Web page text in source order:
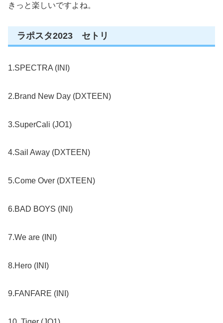
きっと楽しいですよね。
ラポスタ2023 セトリ
1.SPECTRA (INI)
2.Brand New Day (DXTEEN)
3.SuperCali (JO1)
4.Sail Away (DXTEEN)
5.Come Over (DXTEEN)
6.BAD BOYS (INI)
7.We are (INI)
8.Hero (INI)
9.FANFARE (INI)